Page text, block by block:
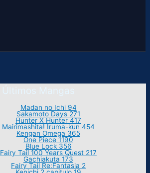
Últimos Mangas
Madan no Ichi 94
Sakamoto Days 271
Hunter X Hunter 417
Mairimashita! Iruma-kun 454
Kengan Omega 365
One Piece 1190
Blue Lock 356
Fairy Tail 100 Years Quest 217
Gachiakuta 173
Fairy Tail Re:Fantasia 2